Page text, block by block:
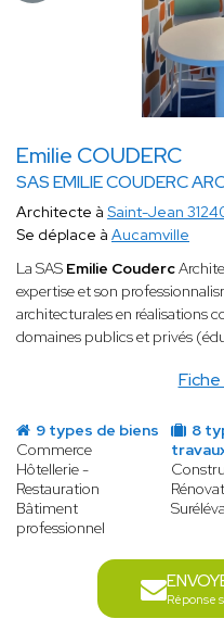
Emilie COUDERC
SAS EMILIE COUDERC
Architecte à Saint-Jean
Se déplace à Aucamville
La SAS Emilie Couderc
expertise et son
architecturales en réalisations
domaines publics et privés
9 types de biens
Commerce
Hôtellerie -
Restauration
Bâtiment
professionnel
8
Réponse